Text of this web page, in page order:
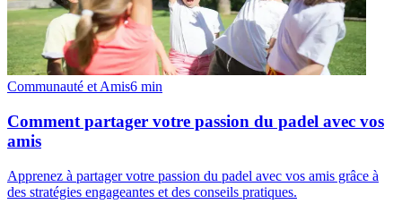
Communauté et Amis6 min
Comment partager votre passion du padel avec vos
amis
Apprenez à partager votre passion du padel avec vos amis grâce à
des stratégies engageantes et des conseils pratiques.